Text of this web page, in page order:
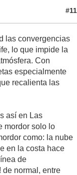
#11
las convergencias
lo que impide la
Con
especialmente
recalienta las
así en Las
mordor solo lo
como: la nube
en la costa hace
de
normal, entre